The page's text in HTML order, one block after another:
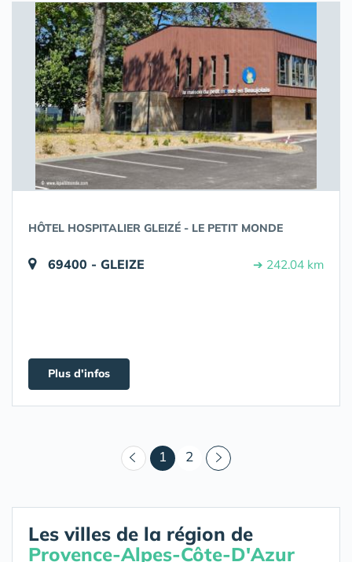
HÔTEL HOSPITALIER GLEIZÉ - LE PETIT MONDE
69400 - GLEIZE ➔ 242.04 km
Plus d'infos
1 (courant)
2
Les villes de la région de
Provence-Alpes-Côte-D'Azur